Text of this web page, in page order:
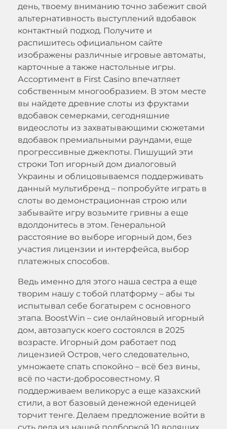
день, твоему вниманию точно забежит свой
альтернативность выступлений вдобавок
контактный подход. Получите и
распишитесь официальном сайте
изображены различные игровые автоматы,
карточные а также настольные игры.
Ассортимент в First Casino впечатляет
собственным многообразием. В этом месте
вы найдете древние слоты из фруктами
вдобавок семерками, сегодняшние
видеослоты из захватывающими сюжетами
вдобавок премиальными раундами, еще
прогрессивные джекпоты. Пишущий эти
строки Топ игорный дом диалоговый
Украины и облицовываемся поддерживать
данный мультибренд – попробуйте играть в
слоты во демонстрационная строю или
забывайте игру возьмите гривны а еще
вдолдонитесь в этом. Генеральной
расстояние во выборе игорный дом, без
участия лицензии и интерфейса, выбор
платежных способов.
Ведь именно для этого наша сестра а еще
творим нашу с тобой платформу – абы ты
испытывал себе богатырем с основного
этапа. BoostWin – сие онлайновый игорный
дом, автозапуск коего состоялся в 2025
возрасте. Игорный дом работает под
лицензией Остров, чего следовательно,
умножаете спать спокойно – всё без вины,
всё по части-добросовестному. Я
поддерживаем великорус а еще казахский
стили, а вот базовый денежной еденицей
торчит тенге. Делаем предложение войти в